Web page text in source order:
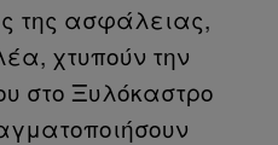
της ασφάλειας,
χτυπούν την
στο Ξυλόκαστρο